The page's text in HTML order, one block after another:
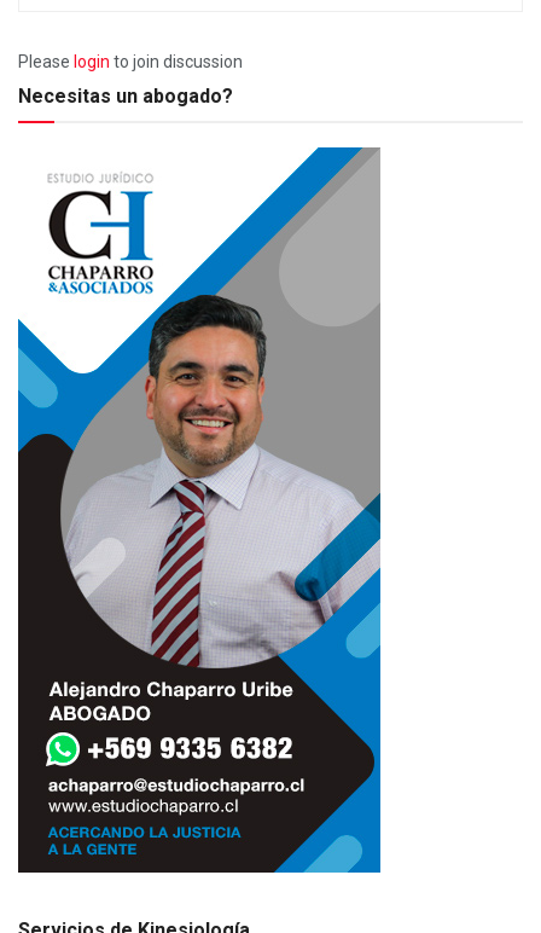
Please login to join discussion
Necesitas un abogado?